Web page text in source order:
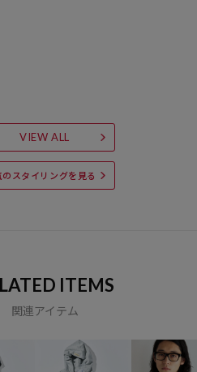
VIEW ALL
のスタイリングを見る
ITEMS
関連アイテム